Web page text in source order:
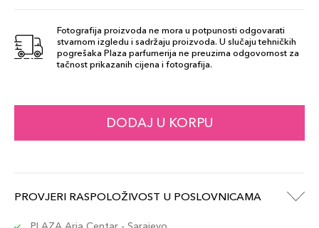
Fotografija proizvoda ne mora u potpunosti odgovarati
stvarnom izgledu i sadržaju proizvoda. U slučaju tehničkih
pogrešaka Plaza parfumerija ne preuzima odgovornost za
tačnost prikazanih cijena i fotografija.
DODAJ U KORPU
PROVJERI RASPOLOŽIVOST U POSLOVNICAMA